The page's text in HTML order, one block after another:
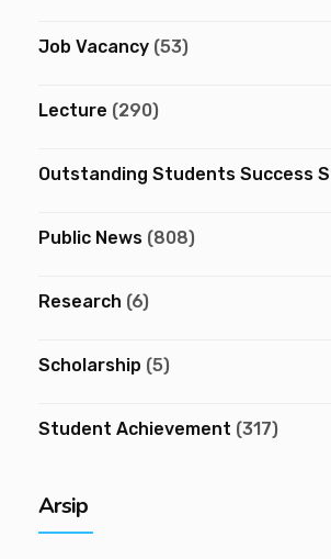
Job Vacancy (53)
Lecture (290)
Outstanding Students Success
Public News (808)
Research (6)
Scholarship (5)
Student Achievement (317)
Arsip